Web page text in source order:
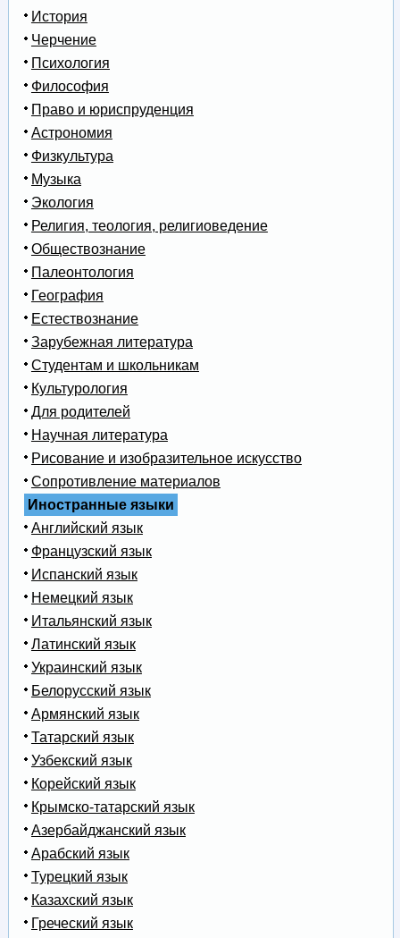
История
Черчение
Психология
Философия
Право и юриспруденция
Астрономия
Физкультура
Музыка
Экология
Религия, теология, религиоведение
Обществознание
Палеонтология
География
Естествознание
Зарубежная литература
Студентам и школьникам
Культурология
Для родителей
Научная литература
Рисование и изобразительное искусство
Сопротивление материалов
Иностранные языки
Английский язык
Французский язык
Испанский язык
Немецкий язык
Итальянский язык
Латинский язык
Украинский язык
Белорусский язык
Армянский язык
Татарский язык
Узбекский язык
Корейский язык
Крымско-татарский язык
Азербайджанский язык
Арабский язык
Турецкий язык
Казахский язык
Греческий язык